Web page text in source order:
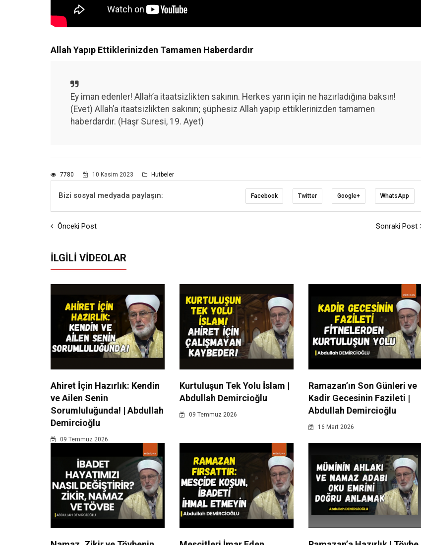
Allah Yapıp Ettiklerinizden Tamamen Haberdardır
Ey iman edenler! Allah’a itaatsizlikten sakının. Herkes yarın için ne hazırladığına baksın!
(Evet) Allah’a itaatsizlikten sakının; şüphesiz Allah yapıp ettiklerinizden tamamen
haberdardır. (Haşr Suresi, 19. Ayet)
7780 10 Kasim 2023 Hutbeler
Bizi sosyal medyada paylaşın: Facebook Twitter Google+ WhatsApp
Önceki Post Sonraki Post
İLGILI VIDEOLAR
Ahiret İçin Hazırlık: Kendin
ve Ailen Senin
Sorumluluğunda! | Abdullah
Demircioğlu
09 Temmuz 2026
Kurtuluşun Tek Yolu İslam |
Abdullah Demircioğlu
09 Temmuz 2026
Ramazan’ın Son Günleri ve
Kadir Gecesinin Fazileti |
Abdullah Demircioğlu
16 Mart 2026